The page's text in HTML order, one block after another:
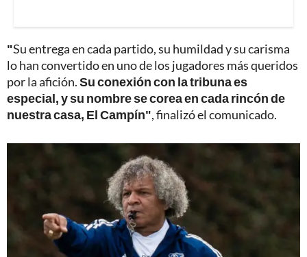
"Su entrega en cada partido, su humildad y su carisma
lo han convertido en uno de los jugadores más queridos
por la afición.Su conexión con la tribuna es
especial, y su nombre se corea en cada rincón de
nuestra casa, El Campín", finalizó el comunicado.